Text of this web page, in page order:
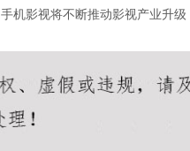
机影视将不断推动影视产业升